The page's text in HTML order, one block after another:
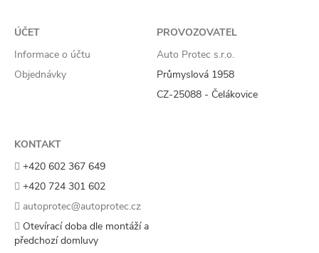
ÚČET
Informace o účtu
Objednávky
PROVOZOVATEL
Auto Protec s.r.o.
Průmyslová 1958
CZ-25088 - Čelákovice
KONTAKT
+420 602 367 649
+420 724 301 602
autoprotec@autoprotec.cz
Otevírací doba dle montáží a
předchozí domluvy